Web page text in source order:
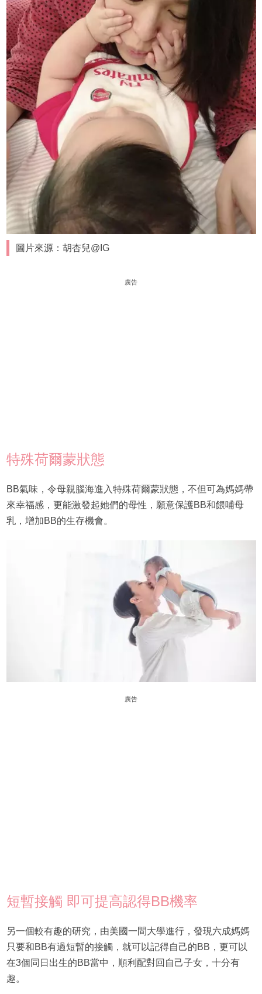
圖片來源：胡杏兒@IG
廣告
特殊荷爾蒙狀態
BB氣味，令母親腦海進入特殊荷爾蒙狀態，不但可為媽媽帶
來幸福感，更能激發起她們的母性，願意保護BB和餵哺母
乳，增加BB的生存機會。
廣告
短暫接觸 即可提高認得BB機率
另一個較有趣的研究，由美國一間大學進行，發現六成媽媽
只要和BB有過短暫的接觸，就可以記得自己的BB，更可以
在3個同日出生的BB當中，順利配對回自己子女，十分有
趣。